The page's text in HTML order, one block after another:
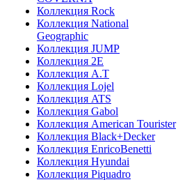
Коллекция Rock
Коллекция National
Geographic
Коллекция JUMP
Коллекция 2E
Коллекция A.T
Коллекция Lojel
Коллекция ATS
Коллекция Gabol
Коллекция American Tourister
Коллекция Black+Decker
Коллекция EnricoBenetti
Коллекция Hyundai
Коллекция Piquadro